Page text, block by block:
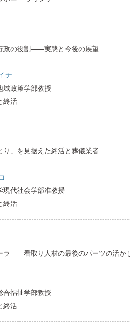
政の役割――実態と今後の展望
チ
域政策学部教授
終活
り」を見据えた終活と葬儀業者
現代社会学部准教授
終活
ラ――看取り人材の最後のパーツの活か
合福祉学部教授
終活